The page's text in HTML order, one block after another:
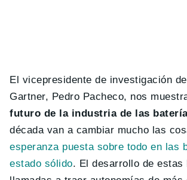
El vicepresidente de investigación
Gartner, Pedro Pacheco, nos
futuro de la industria de las
década van a cambiar mucho las
esperanza puesta sobre todo en las
estado sólido. El desarrollo de estas